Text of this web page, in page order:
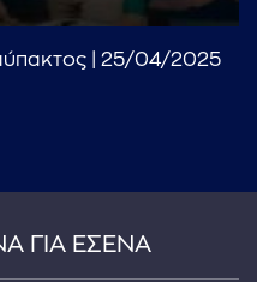
προς αναζήτηση| 25/04/2025
ΓΙΑ ΕΣΕΝΑ